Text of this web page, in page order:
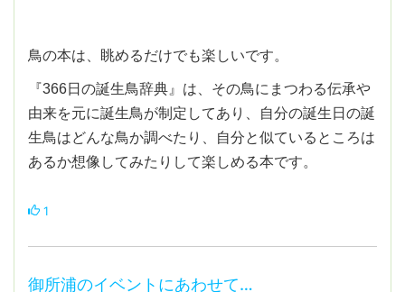
鳥の本は、眺めるだけでも楽しいです。
『366日の誕生鳥辞典』は、その鳥にまつわる伝承や
由来を元に誕生鳥が制定してあり、自分の誕生日の誕
生鳥はどんな鳥か調べたり、自分と似ているところは
あるか想像してみたりして楽しめる本です。
1
御所浦のイベントにあわせて…